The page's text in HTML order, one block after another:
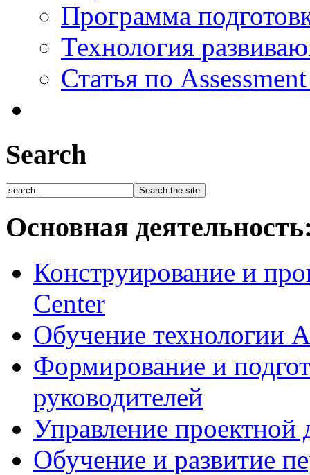
Программа
Технология
Статья по
Search
Основная
Конструирование и
Center
Обучение технологии
Формирование и
руководителей
Управление проектной
Обучение и развитие